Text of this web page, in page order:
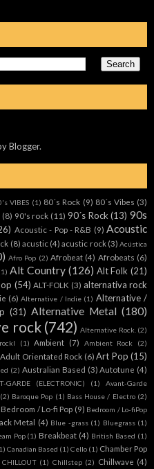
Blogger.
VIBES (1) 80´s Rock (9) 80´s Vibes (3)
(8) 90's rock (11) 90´s Rock (13) 90s
Acoustic - Pop - R&B (9) Acoustic
(8) acustic (4) acustic rock (3) Acústica
Afro Pop (2) Afrobeat (4) Afrobeats (6)
Alt Country (126) Alt Folk (21)
(54) ALT-FOLK (3) alternativa rock
(6) Alternative / Indie (1) Alternative /
(31) Alternative Metal (180)
rock (742) Alternative Rock. (2)
(1) Ambient (7) Ambient Rock (2)
Adult Orientated Rock (6) Art Pop (15)
(2) Australian Based (3) Autotune (4)
GARDE (ELECTRONIC) (1)
Avant-Garde
(2) Baroque Pop (1) Bass House / Electro (2)
Bedroom / Lo-fi Pop (9) Bedroom / Lo-fiPop
Metal (4) Blue -grass (1) Bluegrass (1)
Pop (1) Breakbeat (4) British Based (1)
Canadian Based (1) Cello (1) Chamber Pop
CHILLOUT (1) Chillstep (2) Chillwave (4)